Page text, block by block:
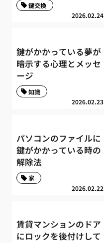
2026.02.24
鍵交換
鍵がかかっている夢が
暗示する心理とメッセ
ージ
2026.02.23
知識
パソコンのファイルに
鍵がかかっている時の
解除法
2026.02.22
家
賃貸マンションのドア
にロックを後付けして